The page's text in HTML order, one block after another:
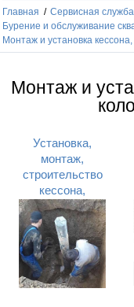
Главная / Сервисная
Бурение и обслуживание
Монтаж и установка
Монтаж и
Установка,
монтаж,
строительство
кессона,
приямка,
колодца
скважины